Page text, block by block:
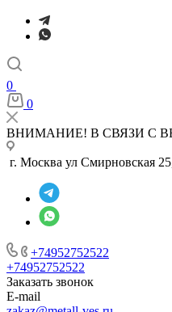
0
0
ВНИМАНИЕ! В СВЯЗИ С
г. Москва ул Смирновская
+74952752522
+74952752522
Заказать звонок
E-mail